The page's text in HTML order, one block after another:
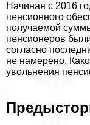
Начиная с 2016
пенсионного
получаемой
пенсионеров
согласно
не намерено.
увольнения